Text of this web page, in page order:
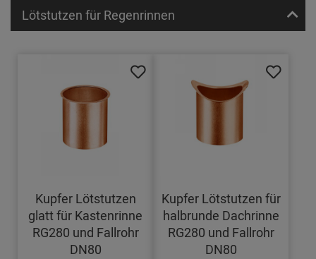
Lötstutzen für Regenrinnen
Kupfer Lötstutzen
glatt für Kastenrinne
RG280 und Fallrohr
DN80
Kupfer Lötstutzen für
halbrunde Dachrinne
RG280 und Fallrohr
DN80